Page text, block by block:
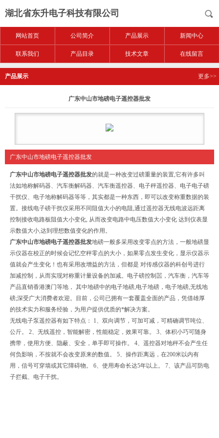
湖北省东升电子科技有限公司
网站首页 公司简介 产品展示 新闻中心
联系我们 产品目录 技术文章 在线留言
产品展示 更多>>
广东中山市地磅电子遥控器批发
广东中山市地磅电子遥控器批发
广东中山市地磅电子遥控器批发的就是一种改变过磅重量的装置,它有许多叫
法如地称解码器、汽车衡解码器、汽车衡遥控器、电子秤遥控器、电子电子磅
干扰仪、电子地称解码器等等，其实都是一种东西，即可以改变称重数据的装
置。接线电子磅干扰仪采用不同阻值大小的电阻,通过遥控器无线电波远距离
控制接收电路板阻值大小变化, 从而改变电路中电压数值大小变化 达到仪表显
示数值大小,达到理想数值变化的作用。
广东中山市地磅电子遥控器批发地磅一般多采用改变零点的方法，一般地磅显
示仪器在校正的时候会记忆空秤零点的大小，如果零点发生变化，显示仪器示
值就会产生变化！也有采用改增益的方法，但都是 对传感仪器的科创号进行
加减控制，从而实现对称重计量设备的加减。电子磅控制噐，汽车衡，汽车等
产品直销香港澳门等地， 其中地磅中的电子地磅,电子地磅，电子地磅,无线地
磅;深受广大消费者欢迎。目前，公司已拥有一套覆盖全面的产品，凭借雄厚
的技术实力和服务经验，为用户提供优质的*解决方案。
无线电子泵遥控器有如下特点： 1、双向调节，可加可减，可精确调节吨位、
公斤。 2、无线遥控，智能解密，性能稳定，效果可靠。 3、体积小巧可随身
携带，使用方便、隐蔽、安全，单手即可操作。 4、遥控器对地秤不会产生任
何负影响，不按就不会改变原来的数值。 5、操作距离远，在200米以内有
用，信号可穿墙或其它障碍物。 6、使用寿命长达5年以上。 7、该产品可防电
子拦截、电子干扰。